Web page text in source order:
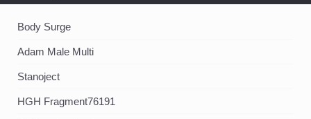
Body Surge
Adam Male Multi
Stanoject
HGH Fragment76191